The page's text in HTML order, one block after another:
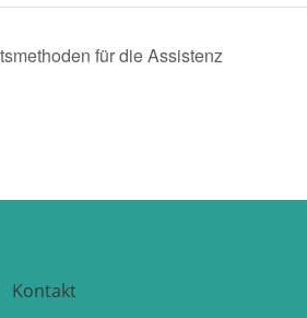
für die Assistenz
Kontakt